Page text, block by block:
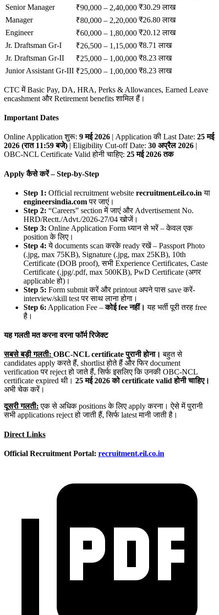
Senior Manager
₹90,000 – 2,40,000 ₹30.29 लाख
Manager
₹80,000 – 2,20,000 ₹26.80 लाख
Engineer
₹60,000 – 1,80,000 ₹20.12 लाख
Jr. Draftsman Gr-I
₹26,500 – 1,15,000 ₹8.71 लाख
Jr. Draftsman Gr-II
₹25,000 – 1,00,000 ₹8.23 लाख
Junior Assistant Gr-III ₹25,000 – 1,00,000 ₹8.23 लाख
CTC में Basic Pay, DA, HRA, Perks & Allowances, Earned Leave
encashment और Retirement benefits शामिल हैं।
Important Dates
Online Application शुरू: 9मई 2026 | Application की Last Date: 25मई
2026 (रात 11:59बजे) | Eligibility Cut-off Date: 30 अप्रैल 2026 |
OBC-NCL Certificate Valid होनी चाहिए: 25मई 2026तक
Applyकैसे करें – Step-by-Step
Step 1: Official recruitment website recruitment.eil.co.in या
engineersindia.comपर जाएं।
Step 2: “Careers” section में जाएं और Advertisement No.
HRD/Rectt./Advt./2026-27/04 खोजें।
Step 3: Online Application Form ध्यान से भरें – केवल एक
position के लिए।
Step 4: ये documents scan करके ready रखें – Passport Photo
(.jpg, max 75KB), Signature (.jpg, max 25KB), 10th
Certificate (DOB proof), सभी Experience Certificates, Caste
Certificate (.jpg/.pdf, max 500KB), PwD Certificate (अगर
applicable हो)।
Step 5: Form submit करें और printout अपने पास save करें-
interview/skill test पर साथ लाना होगा।
Step 6: Application Fee –कोई feeनहीं। यह भर्ती पूरी तरह free
है।
यह गलती मत करना वरना फॉर्म रिजेक्ट
सबसे बड़ी गलती: OBC-NCL certificateपुरानी होना। बहुत से
candidates apply करते हैं, shortlist होते हैं और फिर document
verification पर reject हो जाते हैं, सिर्फ इसलिए कि उनकी OBC-NCL
certificate expired थी। 25मई 2026को certificate validहोनी चाहिए।
अभी चेक करें।
दूसरी गलती: एक से अधिक positions के लिए apply करना। ऐसे में पुरानी
सभी applications reject हो जाती हैं, सिर्फ latest मानी जाती है।
Direct Links
Official Recruitment Portal: recruitment.eil.co.in